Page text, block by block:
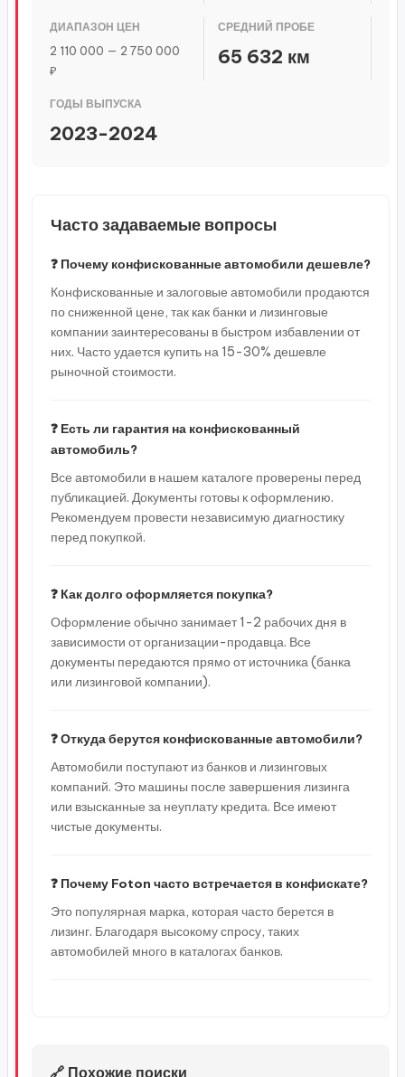
ДИАПАЗОН ЦЕН
2 110 000 — 2 750 000
₽
СРЕДНИЙ ПРОБЕ
65 632 км
ГОДЫ ВЫПУСКА
2023-2024
Часто задаваемые вопросы
❓ Почему конфискованные автомобили дешевле?
Конфискованные и залоговые автомобили продаются
по сниженной цене, так как банки и лизинговые
компании заинтересованы в быстром избавлении от
них. Часто удается купить на 15-30% дешевле
рыночной стоимости.
❓ Есть ли гарантия на конфискованный
автомобиль?
Все автомобили в нашем каталоге проверены перед
публикацией. Документы готовы к оформлению.
Рекомендуем провести независимую диагностику
перед покупкой.
❓ Как долго оформляется покупка?
Оформление обычно занимает 1-2 рабочих дня в
зависимости от организации-продавца. Все
документы передаются прямо от источника (банка
или лизинговой компании).
❓ Откуда берутся конфискованные автомобили?
Автомобили поступают из банков и лизинговых
компаний. Это машины после завершения лизинга
или взысканные за неуплату кредита. Все имеют
чистые документы.
❓ Почему Foton часто встречается в конфискате?
Это популярная марка, которая часто берется в
лизинг. Благодаря высокому спросу, таких
автомобилей много в каталогах банков.
🔗 Похожие поиски